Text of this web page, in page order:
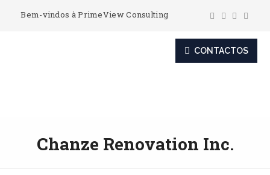
Bem-vindos à PrimeView Consulting
CONTACTOS
Chanze Renovation Inc.